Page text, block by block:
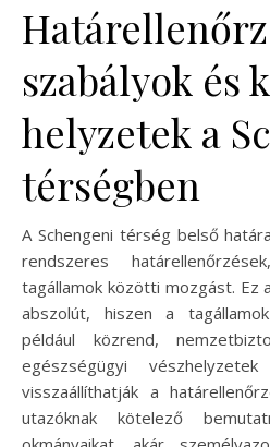
szabályok és
helyzetek a
térségben
A Schengeni térség belső
rendszeres
tagállamok közötti mozgást. Ez
abszolút, hiszen a
például közrend,
egészségügyi
visszaállíthatják a
utazóknak kötelező